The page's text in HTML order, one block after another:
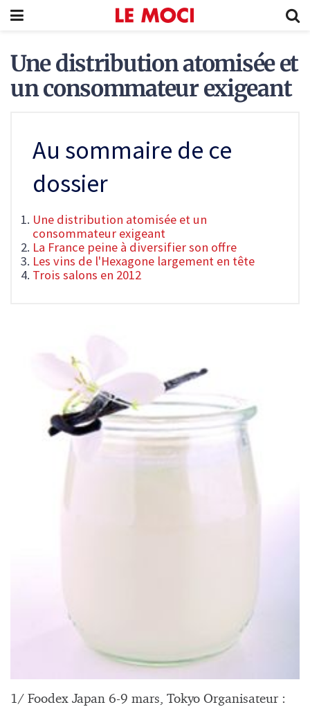
Une distribution atomisée et
un consommateur exigeant
Au sommaire de ce
dossier
Une distribution atomisée et un
consommateur exigeant
La France peine à diversifier son offre
Les vins de l'Hexagone largement en tête
Trois salons en 2012
1/ Foodex Japan 6-9 mars, Tokyo Organisateur :